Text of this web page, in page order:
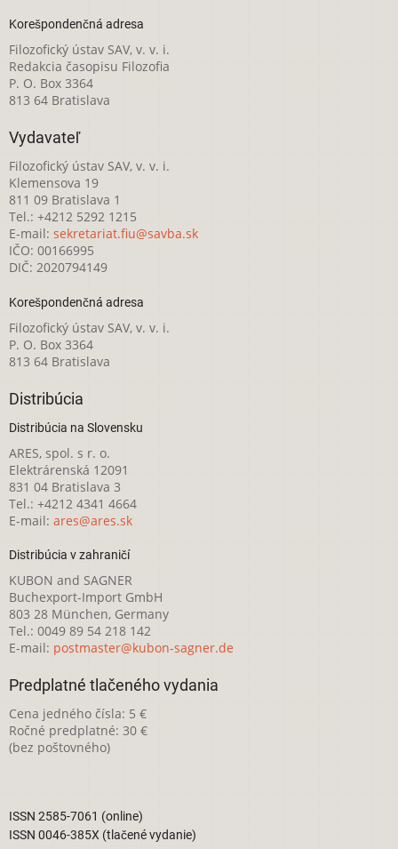
Korešpondenčná adresa
Filozofický ústav SAV, v. v. i.
Redakcia časopisu Filozofia
P. O. Box 3364
813 64 Bratislava
Vydavateľ
Filozofický ústav SAV, v. v. i.
Klemensova 19
811 09 Bratislava 1
Tel.: +4212 5292 1215
E-mail: sekretariat.fiu@savba.sk
IČO: 00166995
DIČ: 2020794149
Korešpondenčná adresa
Filozofický ústav SAV, v. v. i.
P. O. Box 3364
813 64 Bratislava
Distribúcia
Distribúcia na Slovensku
ARES, spol. s r. o.
Elektrárenská 12091
831 04 Bratislava 3
Tel.: +4212 4341 4664
E-mail: ares@ares.sk
Distribúcia v zahraničí
KUBON and SAGNER
Buchexport-Import GmbH
803 28 München, Germany
Tel.: 0049 89 54 218 142
E-mail: postmaster@kubon-sagner.de
Predplatné tlačeného vydania
Cena jedného čísla: 5 €
Ročné predplatné: 30 €
(bez poštovného)
ISSN 2585-7061 (online)
ISSN 0046-385X (tlačené vydanie)